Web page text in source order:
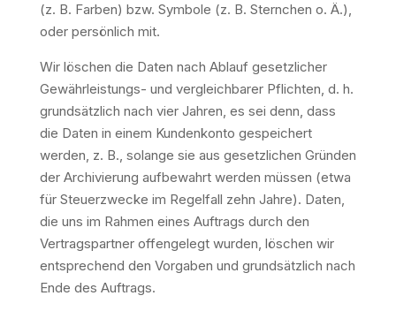
(z. B. Farben) bzw. Symbole (z. B. Sternchen o. Ä.),
oder persönlich mit.
Wir löschen die Daten nach Ablauf gesetzlicher
Gewährleistungs- und vergleichbarer Pflichten, d. h.
grundsätzlich nach vier Jahren, es sei denn, dass
die Daten in einem Kundenkonto gespeichert
werden, z. B., solange sie aus gesetzlichen Gründen
der Archivierung aufbewahrt werden müssen (etwa
für Steuerzwecke im Regelfall zehn Jahre). Daten,
die uns im Rahmen eines Auftrags durch den
Vertragspartner offengelegt wurden, löschen wir
entsprechend den Vorgaben und grundsätzlich nach
Ende des Auftrags.